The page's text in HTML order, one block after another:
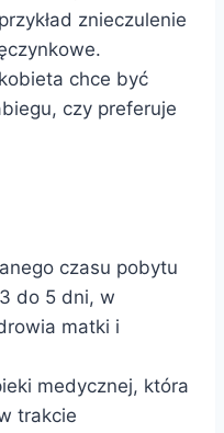
znieczulenie
chce być
czy preferuje
czasu pobytu
do 5 dni, w
matki i
medycznej, która
trakcie